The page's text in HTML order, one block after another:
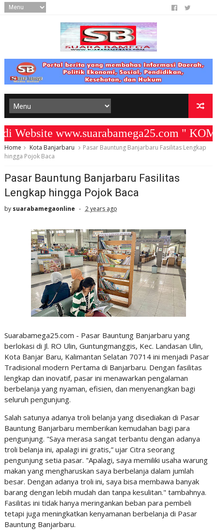
www.suarabamega25.com "
Home Kota Banjarbaru
Pasar Bauntung Banjarbaru Fasilitas Lengkap
hingga Pojok Baca
Pasar Bauntung Banjarbaru Fasilitas
Lengkap hingga Pojok Baca
by suarabamegaonline 2 years ago
Suarabamega25.com - Pasar Bauntung Banjarbaru yang
berlokasi di Jl. RO Ulin, Guntungmanggis, Kec. Landasan Ulin,
Kota Banjar Baru, Kalimantan Selatan 70714 ini menjadi Pasar
Tradisional modern Pertama di Banjarbaru. Dengan fasilitas
lengkap dan inovatif, pasar ini menawarkan pengalaman
berbelanja yang nyaman, efisien, dan menyenangkan bagi
seluruh pengunjung.
Salah satunya adanya troli belanja yang disediakan di Pasar
Bauntung Banjarbaru memberikan kemudahan bagi para
pengunjung. "Saya merasa sangat terbantu dengan adanya
troli belanja ini, apalagi ini gratis,” ujar Citra seorang
pengunjung setia pasar. "Apalagi, saya memiliki usaha warung
makan yang mengharuskan saya berbelanja dalam jumlah
besar. Dengan adanya troli ini, saya bisa membawa banyak
barang dengan lebih mudah dan tanpa kesulitan." tambahnya.
Fasilitas ini tidak hanya meringankan beban para pembeli
tetapi juga meningkatkan kenyamanan berbelanja di Pasar
Bauntung Banjarbaru.